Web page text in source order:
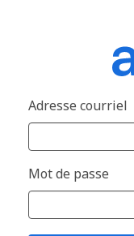
Adresse courriel
Mot de passe